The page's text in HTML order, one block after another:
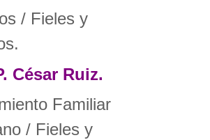
/ Fieles y
César Ruiz.
Familiar
/ Fieles y